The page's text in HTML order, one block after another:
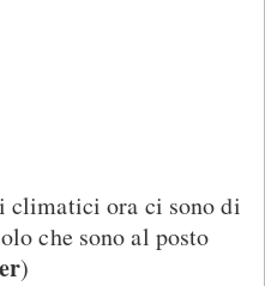
climatici ora ci sono di
che sono al posto
)